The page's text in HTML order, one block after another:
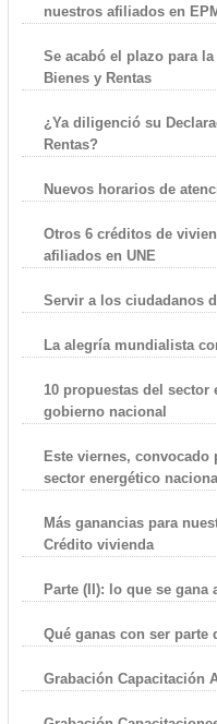
nuestros afiliados en
Se acabó el plazo para
Bienes y Rentas
¿Ya diligenció su
Rentas?
Nuevos horarios de
Otros 6 créditos de
afiliados en UNE
Servir a los ciudadanos
La alegría mundialista
10 propuestas del
gobierno nacional
Este viernes, convocado
sector energético
Más ganancias para
Crédito vivienda
Parte (II): lo que se gana
Qué ganas con ser parte
Grabación Capacitación